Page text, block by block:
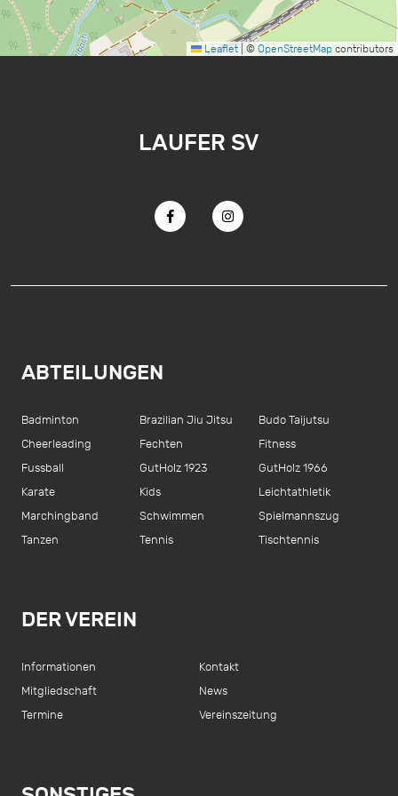
Leaflet |© OpenStreetMap contributors
LAUFER SV
ABTEILUNGEN
Badminton Brazilian Jiu Jitsu
Budo Taijutsu
Cheerleading
Fechten
Fitness
Fussball
GutHolz 1923
GutHolz 1966
Karate
Kids
Leichtathletik
Marchingband
Schwimmen
Spielmannszug
Tanzen
Tennis Tischtennis
DER VEREIN
Informationen
Kontakt
Mitgliedschaft
News
Termine
Vereinszeitung